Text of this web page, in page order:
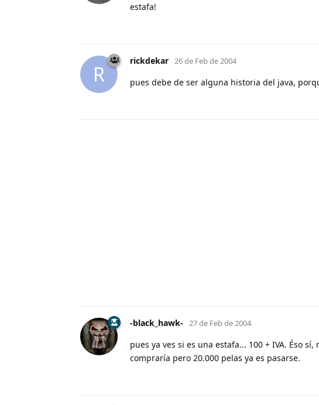
estafa!
R
rickdekar 26 de Feb de 2004
pues debe de ser alguna historia del java,
-black_hawk- 27 de Feb de 2004
pues ya ves si es una estafa... 100 + IVA. Éso
compraría pero 20.000 pelas ya es pasarse.